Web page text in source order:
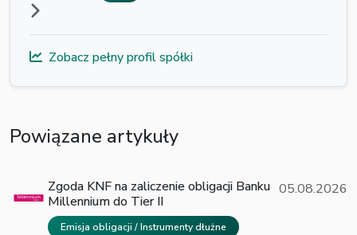
Zobacz pełny profil spółki
Powiązane artykuły
Zgoda KNF na zaliczenie obligacji Banku
Millennium do Tier II
Emisja obligacji / Instrumenty dłużne
05.08.2026